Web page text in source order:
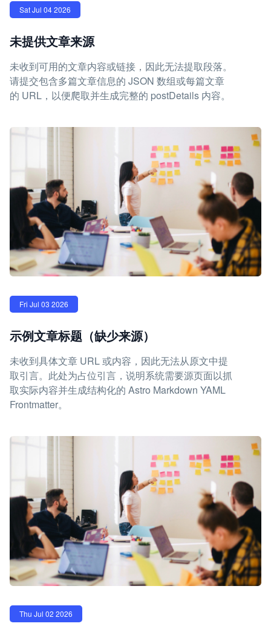
Sat Jul 04 2026
未提供文章来源
未收到可用的文章内容或链接，因此无法提取段落。
请提交包含多篇文章信息的 JSON 数组或每篇文章
的 URL，以便爬取并生成完整的 postDetails 内容。
Fri Jul 03 2026
示例文章标题（缺少来源）
未收到具体文章 URL 或内容，因此无法从原文中提
取引言。此处为占位引言，说明系统需要源页面以抓
取实际内容并生成结构化的 Astro Markdown YAML
Frontmatter。
Thu Jul 02 2026